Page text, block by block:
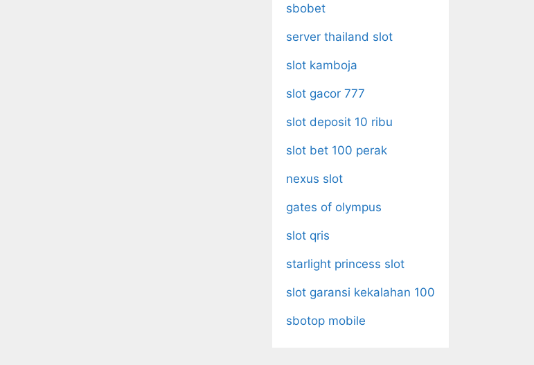
sbobet
server thailand slot
slot kamboja
slot gacor 777
slot deposit 10 ribu
slot bet 100 perak
nexus slot
gates of olympus
slot qris
starlight princess slot
slot garansi kekalahan 100
sbotop mobile